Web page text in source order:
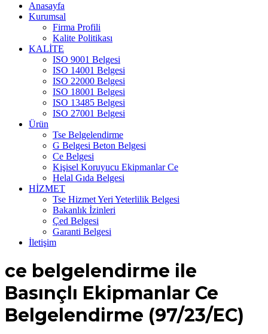
Anasayfa
Kurumsal
Firma Profili
Kalite Politikası
KALİTE
ISO 9001 Belgesi
ISO 14001 Belgesi
ISO 22000 Belgesi
ISO 18001 Belgesi
ISO 13485 Belgesi
ISO 27001 Belgesi
Ürün
Tse Belgelendirme
G Belgesi Beton Belgesi
Ce Belgesi
Kişisel Koruyucu Ekipmanlar Ce
Helal Gıda Belgesi
HİZMET
Tse Hizmet Yeri Yeterlilik Belgesi
Bakanlık İzinleri
Çed Belgesi
Garanti Belgesi
İletişim
ce belgelendirme ile
Basınçlı Ekipmanlar Ce
Belgelendirme (97/23/EC)